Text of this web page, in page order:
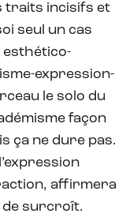
traits incisifs et
seul un cas
esthético-
expression-
le solo du
façon
ça ne dure pas.
affirmera
de surcroît.